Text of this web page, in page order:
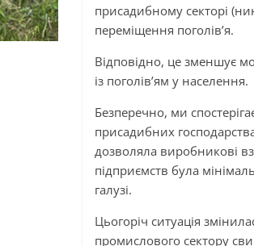
присадибному секторі
переміщення поголів’я.
Відповідно, це зменшує
із поголів’ям у населення.
Безперечно, ми
присадибних
дозволяла виробникові
підприємств була
галузі.
Цьогоріч ситуація
промислового сектору